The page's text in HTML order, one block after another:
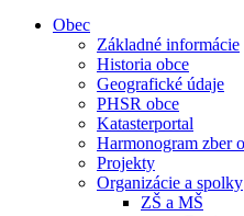
Obec
Základné informácie
Historia obce
Geografické údaje
PHSR obce
Katasterportal
Harmonogram zber
Projekty
Organizácie a spolky
ZŠ a MŠ